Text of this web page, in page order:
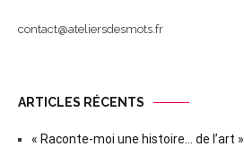
contact@ateliersdesmots.fr
ARTICLES RÉCENTS
« Raconte-moi une histoire… de l’art »